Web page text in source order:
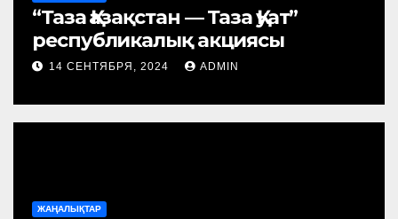
“Таза Қазақстан — Таза Қуат”
республикалық акциясы
14 СЕНТЯБРЯ, 2024 ADMIN
ЖАҢАЛЫҚТАР